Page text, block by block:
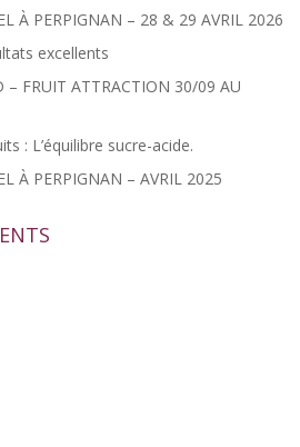
À PERPIGNAN – 28 & 29 AVRIL 2026
excellents
– FRUIT ATTRACTION 30/09 AU
: L’équilibre sucre-acide.
À PERPIGNAN – AVRIL 2025